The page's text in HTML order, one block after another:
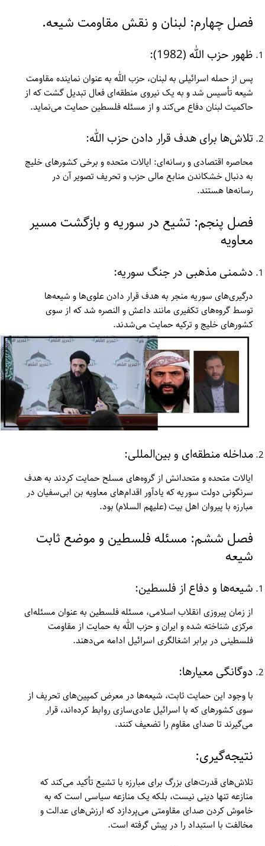
مطالعات عراق
تماس با ما
فصل چهارم: لبنان و نقش مقاومت شیعه.
ظهور حزب الله (1982):
پس از حمله اسرائیلی به لبنان، حزب الله به عنوان نماینده مقاومت
شیعه تأسیس شد و به یک نیروی منطقه‌ای فعال تبدیل گشت که از
حاکمیت لبنان دفاع می‌کند و از مسئله فلسطین حمایت می‌نماید.
تلاش‌ها برای هدف قرار دادن حزب الله:
محاصره اقتصادی و رسانه‌ای: ایالات متحده و برخی کشورهای خلیج
به دنبال خشکاندن منابع مالی حزب و تحریف تصویر آن در
رسانه‌ها هستند.
فصل پنجم: تشیع در سوریه و بازگشت مسیر
معاویه
دشمنی مذهبی در جنگ سوریه:
درگیری‌های سوریه منجر به هدف قرار دادن علوی‌ها و شیعه‌ها
توسط گروه‌های تکفیری مانند داعش و النصره شد که از سوی
کشورهای خلیج و ترکیه حمایت می‌شدند.
مداخله منطقه‌ای و بین‌المللی:
ایالات متحده و متحدانش از گروه‌های مسلح حمایت کردند به هدف
سرنگونی دولت سوریه که یادآور اقدام‌های معاویه بن ابی‌سفیان در
مبارزه با پیروان اهل بیت (علیهم السلام) بود.
فصل ششم: مسئله فلسطین و موضع ثابت
شیعه
شیعه‌ها و دفاع از فلسطین:
از زمان پیروزی انقلاب اسلامی، مسئله فلسطین به عنوان مسئله‌ای
مرکزی شناخته شده و ایران و حزب الله به حمایت از مقاومت
فلسطینی در برابر اشغالگری اسرائیل ادامه می‌دهند.
دوگانگی معیارها:
با وجود این حمایت ثابت، شیعه‌ها در معرض کمپین‌های تحریف از
سوی کشورهای که با اسرائیل عادی‌سازی روابط کرده‌اند، قرار
می‌گیرند تا صدای مقاوم را تضعیف کنند.
نتیجه‌گیری:
تلاش‌های قدرت‌های بزرگ برای مبارزه با تشیع تأکید می‌کند که
منازعه تنها دینی نیست، بلکه یک منازعه سیاسی است که به
خاموش کردن صدای مقاومتی می‌پردازد که ارزش‌های عدالت و
مخالفت با استبداد را در پیش گرفته است.